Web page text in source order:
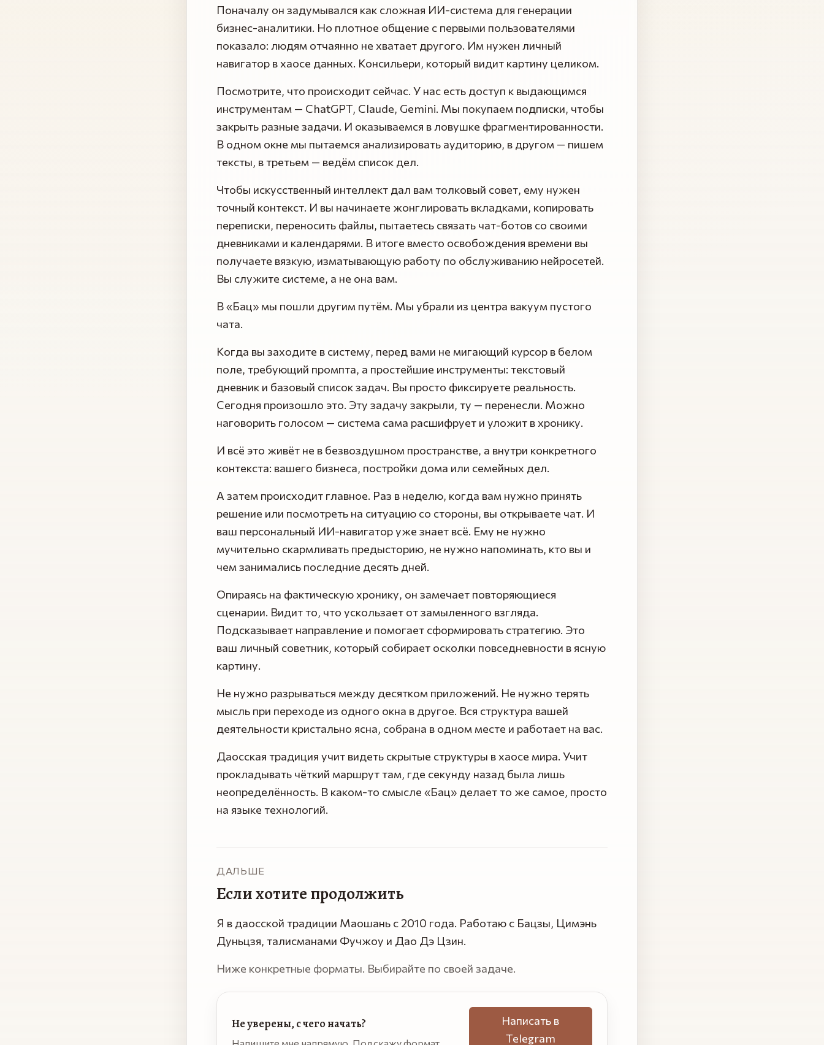
Поначалу он задумывался как сложная ИИ-система для генерации
бизнес-аналитики. Но плотное общение с первыми пользователями
показало: людям отчаянно не хватает другого. Им нужен личный
навигатор в хаосе данных. Консильери, который видит картину целиком.
Посмотрите, что происходит сейчас. У нас есть доступ к выдающимся
инструментам — ChatGPT, Claude, Gemini. Мы покупаем подписки, чтобы
закрыть разные задачи. И оказываемся в ловушке фрагментированности.
В одном окне мы пытаемся анализировать аудиторию, в другом — пишем
тексты, в третьем — ведём список дел.
Чтобы искусственный интеллект дал вам толковый совет, ему нужен
точный контекст. И вы начинаете жонглировать вкладками, копировать
переписки, переносить файлы, пытаетесь связать чат-ботов со своими
дневниками и календарями. В итоге вместо освобождения времени вы
получаете вязкую, изматывающую работу по обслуживанию нейросетей.
Вы служите системе, а не она вам.
В «Бац» мы пошли другим путём. Мы убрали из центра вакуум пустого
чата.
Когда вы заходите в систему, перед вами не мигающий курсор в белом
поле, требующий промпта, а простейшие инструменты: текстовый
дневник и базовый список задач. Вы просто фиксируете реальность.
Сегодня произошло это. Эту задачу закрыли, ту — перенесли. Можно
наговорить голосом — система сама расшифрует и уложит в хронику.
И всё это живёт не в безвоздушном пространстве, а внутри конкретного
контекста: вашего бизнеса, постройки дома или семейных дел.
А затем происходит главное. Раз в неделю, когда вам нужно принять
решение или посмотреть на ситуацию со стороны, вы открываете чат. И
ваш персональный ИИ-навигатор уже знает всё. Ему не нужно
мучительно скармливать предысторию, не нужно напоминать, кто вы и
чем занимались последние десять дней.
Опираясь на фактическую хронику, он замечает повторяющиеся
сценарии. Видит то, что ускользает от замыленного взгляда.
Подсказывает направление и помогает сформировать стратегию. Это
ваш личный советник, который собирает осколки повседневности в ясную
картину.
Не нужно разрываться между десятком приложений. Не нужно терять
мысль при переходе из одного окна в другое. Вся структура вашей
деятельности кристально ясна, собрана в одном месте и работает на вас.
Даосская традиция учит видеть скрытые структуры в хаосе мира. Учит
прокладывать чёткий маршрут там, где секунду назад была лишь
неопределённость. В каком-то смысле «Бац» делает то же самое, просто
на языке технологий.
ДАЛЬШЕ
Если хотите продолжить
Я в даосской традиции Маошань с 2010 года. Работаю с Бацзы, Цимэнь
Дуньцзя, талисманами Фучжоу и Дао Дэ Цзин.
Ниже конкретные форматы. Выбирайте по своей задаче.
Не уверены, с чего начать?
Написать в
Telegram